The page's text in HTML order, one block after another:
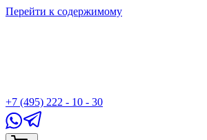
Перейти к содержимому
+7 (495) 222 - 10 - 30